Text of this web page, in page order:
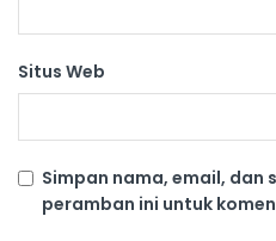
Situs Web
Simpan nama, email, dan
peramban ini untuk